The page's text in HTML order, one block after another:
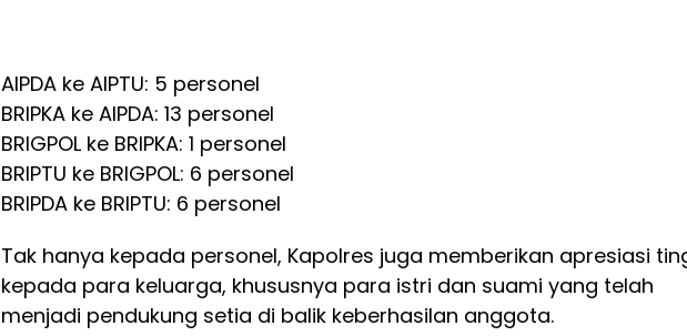
AIPDA ke AIPTU: 5 personel
BRIPKA ke AIPDA: 13 personel
BRIGPOL ke BRIPKA: 1 personel
BRIPTU ke BRIGPOL: 6 personel
BRIPDA ke BRIPTU: 6 personel
Tak hanya kepada personel, Kapolres juga memberikan apresiasi
kepada para keluarga, khususnya para istri dan suami yang telah
menjadi pendukung setia di balik keberhasilan anggota.